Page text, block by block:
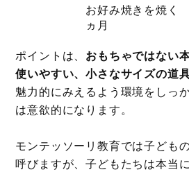
お好み焼きを焼く
ヵ月
ポイントは、 おもちゃではない
使いやすい、小さなサイズの道
魅力的にみえるよう環境をしっ
は意欲的になります。
モンテッソーリ教育では子ども
呼びますが、子どもたちは本当